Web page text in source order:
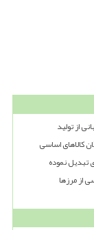
از تولید
تبدیل نموده